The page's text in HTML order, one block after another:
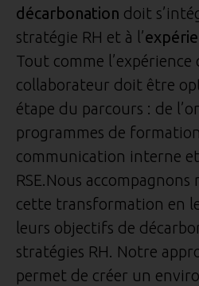
décarbonation doit
stratégie RH et à l’
Tout comme l’expérience
collaborateur doit être
étape du parcours : de
programmes de
communication interne
RSE.Nous accompagnons
cette transformation en
leurs objectifs de
stratégies RH. Notre
permet de créer un